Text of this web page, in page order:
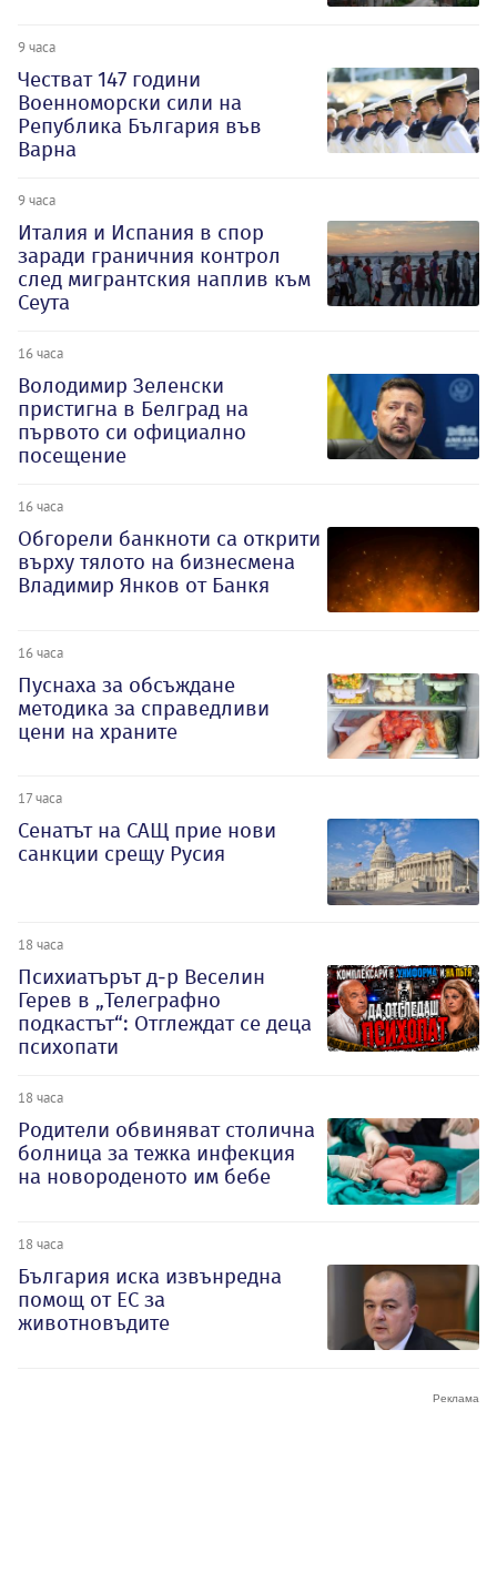
9 часа
Честват 147 години
Военноморски сили на
Република България във
Варна
9 часа
Италия и Испания в спор
заради граничния контрол
след мигрантския наплив към
Сеута
16 часа
Володимир Зеленски
пристигна в Белград на
първото си официално
посещение
16 часа
Обгорели банкноти са открити
върху тялото на бизнесмена
Владимир Янков от Банкя
16 часа
Пуснаха за обсъждане
методика за справедливи
цени на храните
17 часа
Сенатът на САЩ прие нови
санкции срещу Русия
18 часа
Психиатърът д-р Веселин
Герев в „Телеграфно
подкастът“: Отглеждат се деца
психопати
18 часа
Родители обвиняват столична
болница за тежка инфекция
на новороденото им бебе
18 часа
България иска извънредна
помощ от ЕС за
животновъдите